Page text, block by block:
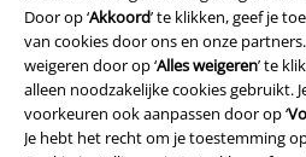
Door op ‘Akkoord’ te klikken, geef je
van cookies door ons en onze
weigeren door op ‘Alles weigeren’ te
alleen noodzakelijke cookies gebruikt.
voorkeuren ook aanpassen door op ‘
Je hebt het recht om je toestemming
Bedrijfsgegevens
Privacyverklaring
Verklaring van conformiteit